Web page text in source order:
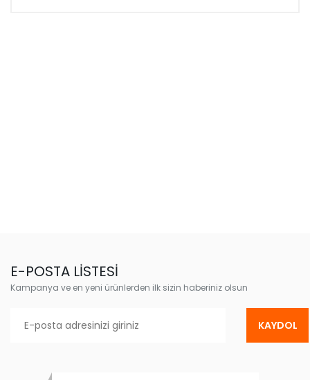
E-POSTA LİSTESİ
Kampanya ve en yeni ürünlerden ilk sizin haberiniz olsun
KAYDOL